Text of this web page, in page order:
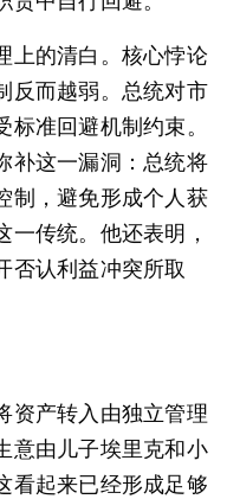
上的清白。核心悖论
反而越弱。总统对市
准回避机制约束。
补这一漏洞：总统将
制，避免形成个人获
一传统。他还表明，
否认利益冲突所取
资产转入由独立管理
意由儿子埃里克和小
看起来已经形成足够